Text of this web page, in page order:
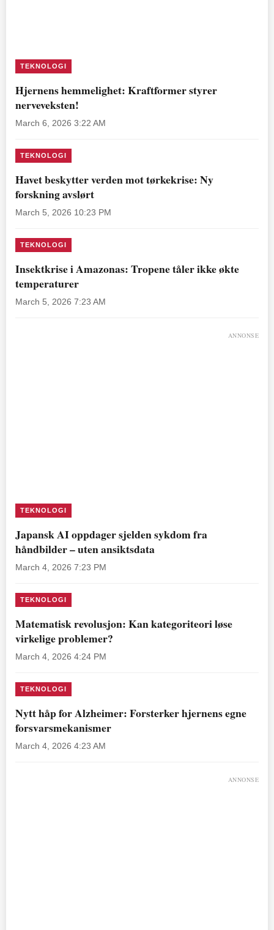
TEKNOLOGI
Hjernens hemmelighet: Kraftformer styrer
nerveveksten!
March 6, 2026 3:22 AM
TEKNOLOGI
Havet beskytter verden mot tørkekrise: Ny
forskning avslørt
March 5, 2026 10:23 PM
TEKNOLOGI
Insektkrise i Amazonas: Tropene tåler ikke økte
temperaturer
March 5, 2026 7:23 AM
ANNONSE
TEKNOLOGI
Japansk AI oppdager sjelden sykdom fra
håndbilder – uten ansiktsdata
March 4, 2026 7:23 PM
TEKNOLOGI
Matematisk revolusjon: Kan kategoriteori løse
virkelige problemer?
March 4, 2026 4:24 PM
TEKNOLOGI
Nytt håp for Alzheimer: Forsterker hjernens egne
forsvarsmekanismer
March 4, 2026 4:23 AM
ANNONSE